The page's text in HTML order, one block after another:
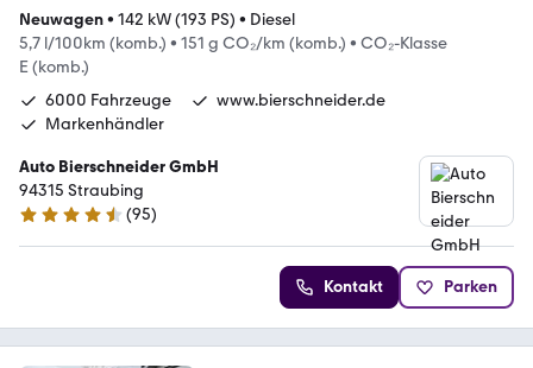
Neuwagen• 142 kW (193 PS) • Diesel
5,7 l/100km (komb.) • 151 g CO₂/km (komb.) • CO₂-Klasse
E (komb.)
6000 Fahrzeuge
www.bierschneider.de
Markenhändler
Auto Bierschneider GmbH
94315 Straubing
4.6 Sterne
(95)
Kontakt Parken